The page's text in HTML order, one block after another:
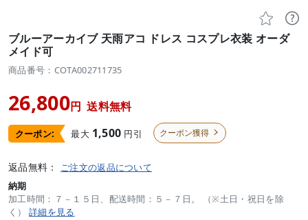
 
ブルーアーカイブ 天雨アコ ドレス コスプレ衣装 オーダ
メイド可
商品番号：COTA002711735
26,800円 送料無料
クーポン: 最大 1,500 円引 クーポン獲得 
返品無料： ご注文の返品について
納期
加工時間：７－１５日、配送時間：５－７日。 （※土日・祝日を除
く） 詳細を見る